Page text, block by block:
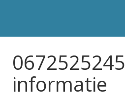
0672525245
informatie